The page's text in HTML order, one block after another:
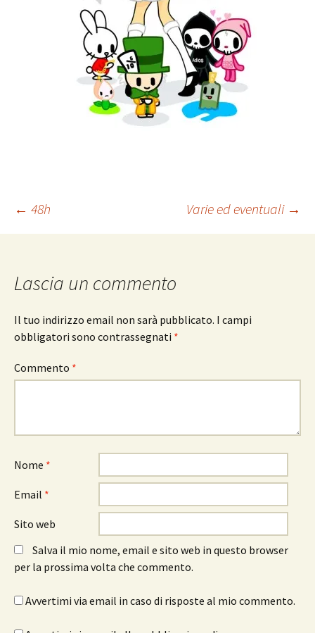
Navigazione
← 48h Varie ed eventuali →
Lascia un commento
Il tuo indirizzo email non sarà pubblicato. I campi
obbligatori sono contrassegnati *
Commento *
Nome *
Email *
Sito web
Salva il mio nome, email e sito web in questo browser
per la prossima volta che commento.
Avvertimi via email in caso di risposte al mio commento.